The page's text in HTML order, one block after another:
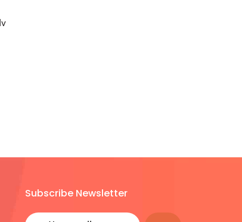
Subscribe Newsletter